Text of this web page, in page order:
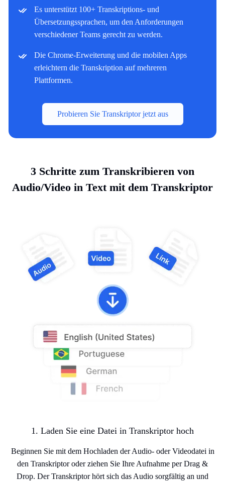
Es unterstützt 100+ Transkriptions- und
Übersetzungssprachen, um den Anforderungen
verschiedener Teams gerecht zu werden.
Die Chrome-Erweiterung und die mobilen Apps
erleichtern die Transkription auf mehreren
Plattformen.
Probieren Sie Transkriptor jetzt aus
3 Schritte zum Transkribieren von
Audio/Video in Text mit dem Transkriptor
1. Laden Sie eine Datei in Transkriptor hoch
Beginnen Sie mit dem Hochladen der Audio- oder Videodatei in
den Transkriptor oder ziehen Sie Ihre Aufnahme per Drag &
Drop. Der Transkriptor hört sich das Audio sorgfältig an und